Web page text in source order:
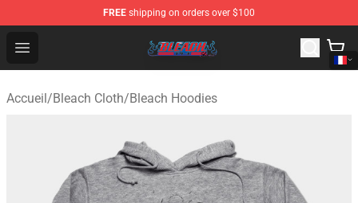
FREE shipping on orders over $100
Open menu
Bleach Store - Official Bleach Merchandise Shop
Accueil/Bleach Cloth/Bleach Hoodies